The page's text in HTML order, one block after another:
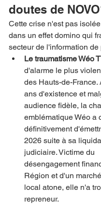
doutes de
Cette crise n'est pas
dans un effet domino qui
secteur de l'information de
Le traumatisme Wéo
d'alarme le plus
des Hauts-de-France.
ans d'existence et
audience fidèle, la
emblématique Wéo a
définitivement
2026 suite à sa
judiciaire. Victime du
désengagement
Région et d'un
local atone, elle n'a
repreneur.